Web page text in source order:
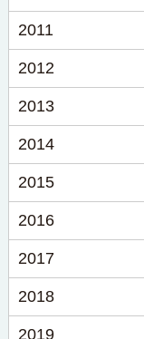
2011
2012
2013
2014
2015
2016
2017
2018
2019